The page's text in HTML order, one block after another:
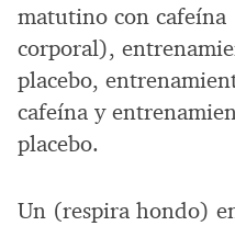
matutino con
corporal),
placebo,
cafeína y
placebo.
Un (respira hondo)